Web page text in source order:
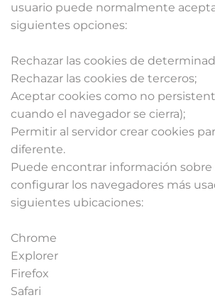
usuario puede normalmente
siguientes opciones:
Rechazar las cookies de
Rechazar las cookies de terceros;
Aceptar cookies como no
cuando el navegador se cierra);
Permitir al servidor crear cookies
diferente.
Puede encontrar información
configurar los navegadores más
siguientes ubicaciones:
Chrome
Explorer
Firefox
Safari